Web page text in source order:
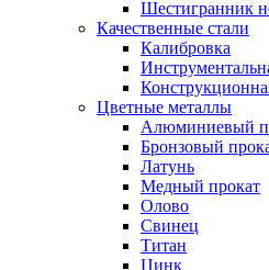
Шестигранник
Качественные стали
Калибровка
Цветные металлы
Алюминиевый
Бронзовый
Латунь
Медный прокат
Олово
Свинец
Титан
Цинк